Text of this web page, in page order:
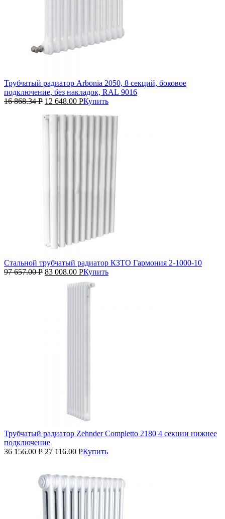
Трубчатый радиатор Arbonia 2050, 8 секций, боковое
подключение, без накладок, RAL 9016
16 868.34Р 12 648.00 РКупить
Стальной трубчатый радиатор КЗТО Гармония 2‑1000‑10
97 657.00Р 83 008.00 РКупить
Трубчатый радиатор Zehnder Completto 2180 4 секции нижнее
подключение
36 156.00Р 27 116.00 РКупить